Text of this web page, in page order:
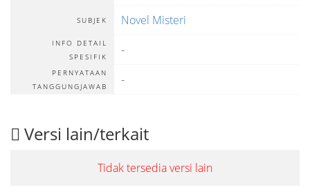
SUBJEK Novel Misteri
INFO DETAIL
SPESIFIK
-
PERNYATAAN
TANGGUNGJAWAB
-
Versi lain/terkait
Tidak tersedia versi lain